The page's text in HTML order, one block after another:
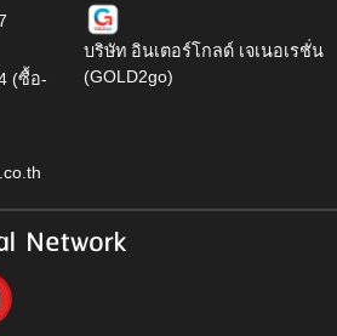
(ซื้อ-
บริษัท อินเตอร์โกลด์ เจเนอเรชั่น
(GOLD2go)
Network